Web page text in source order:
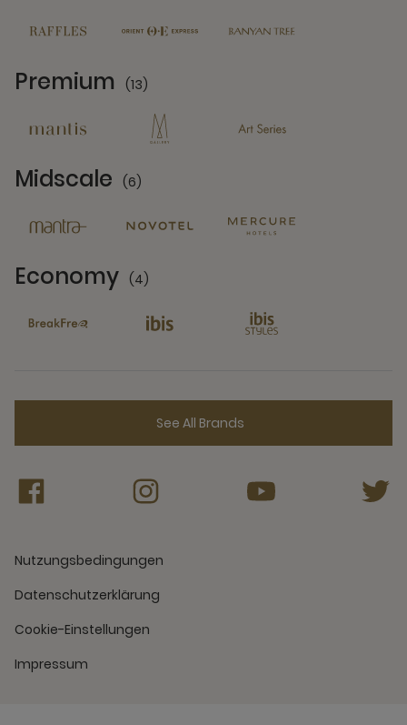
Premium (13)
Midscale (6)
Economy (4)
See All Brands
Nutzungsbedingungen
Datenschutzerklärung
Cookie-Einstellungen
Impressum